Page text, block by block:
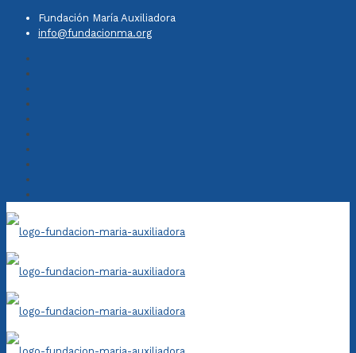
Fundación María Auxiliadora
info@fundacionma.org